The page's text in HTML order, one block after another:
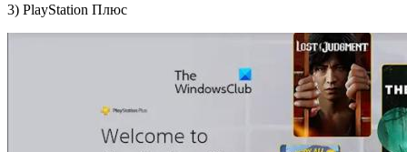
3) PlayStation Плюс